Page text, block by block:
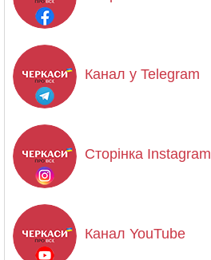
Канал у Telegram
Сторінка Instagram
Канал YouTube